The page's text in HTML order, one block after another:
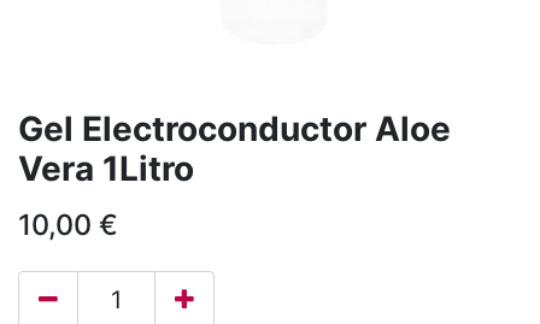
Gel Electroconductor Aloe
Vera 1Litro
10,00 €